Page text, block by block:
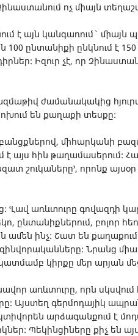
ոչ միայն
է այն կանգառում` միայն
ընտանիքի ընկնում է
Իզուր չէ, որ
ժամանակակից
են քաղաքի տեսքը:
միհարկանի
է այս հին թաղամասերում:
շուկաները՚, որոնք
ՙԼավ առևտուրը գովազդի
ընտանիքներում, բոլոր
ամեն ինչ: Շատ են
Նրանց
կիրքը մեր արյան
առևտուրը, որն սկսվում
Այստեղ գերմոդայիկ
արձագանքում է
Պեկինցիները քիչ են